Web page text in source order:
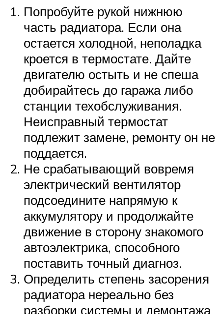
Меню
Попробуйте рукой нижнюю
часть радиатора. Если она
остается холодной, неполадка
кроется в термостате. Дайте
двигателю остыть и не спеша
добирайтесь до гаража либо
станции техобслуживания.
Неисправный термостат
подлежит замене, ремонту он не
поддается.
Не срабатывающий вовремя
электрический вентилятор
подсоедините напрямую к
аккумулятору и продолжайте
движение в сторону знакомого
автоэлектрика, способного
поставить точный диагноз.
Определить степень засорения
радиатора нереально без
разборки системы и демонтажа